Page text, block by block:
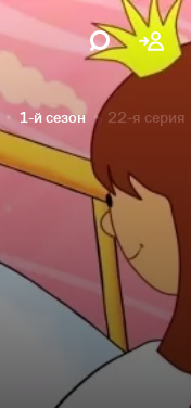
1-й сезон 22-я серия